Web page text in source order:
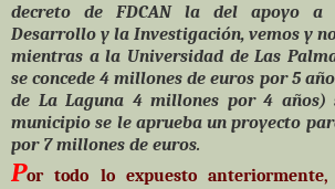
decreto de FDCAN la del apoyo a
Desarrollo y la Investigación, vemos y
mientras a la Universidad de Las
se concede 4 millones de euros por 5
de La Laguna 4 millones por 4 años)
municipio se le aprueba un proyecto
por 7 millones de euros.
Por todo lo expuesto anteriormente,